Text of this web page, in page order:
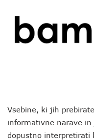
Vsebine, ki jih
informativne narave
dopustno interpretirati